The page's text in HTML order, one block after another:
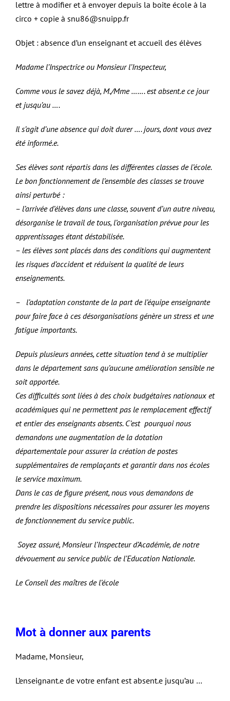
lettre à modifier et à envoyer depuis la boite école à la
circo + copie à snu86@snuipp.fr
Objet : absence d’un enseignant et accueil des élèves
Madame l’Inspectrice ou Monsieur l’Inspecteur,
Comme vous le savez déjà, M./Mme ……. est absent.e ce jour
et jusqu’au ….
Il s’agit d’une absence qui doit durer …. jours, dont vous avez
été informé.e.
Ses élèves sont répartis dans les différentes classes de l’école.
Le bon fonctionnement de l’ensemble des classes se trouve
ainsi perturbé :
– l’arrivée d’élèves dans une classe, souvent d’un autre niveau,
désorganise le travail de tous, l’organisation prévue pour les
apprentissages étant déstabilisée.
– les élèves sont placés dans des conditions qui augmentent
les risques d’accident et réduisent la qualité de leurs
enseignements.
– l’adaptation constante de la part de l’équipe enseignante
pour faire face à ces désorganisations génère un stress et une
fatigue importants.
Depuis plusieurs années, cette situation tend à se multiplier
dans le département sans qu’aucune amélioration sensible ne
soit apportée.
Ces difficultés sont liées à des choix budgétaires nationaux et
académiques qui ne permettent pas le remplacement effectif
et entier des enseignants absents. C’est pourquoi nous
demandons une augmentation de la dotation
départementale pour assurer la création de postes
supplémentaires de remplaçants et garantir dans nos écoles
le service maximum.
Dans le cas de figure présent, nous vous demandons de
prendre les dispositions nécessaires pour assurer les moyens
de fonctionnement du service public.
Soyez assuré, Monsieur l’Inspecteur d’Académie, de notre
dévouement au service public de l’Education Nationale.
Le Conseil des maîtres de l’école
Mot à donner aux parents
Madame, Monsieur,
L’enseignant.e de votre enfant est absent.e jusqu’au …